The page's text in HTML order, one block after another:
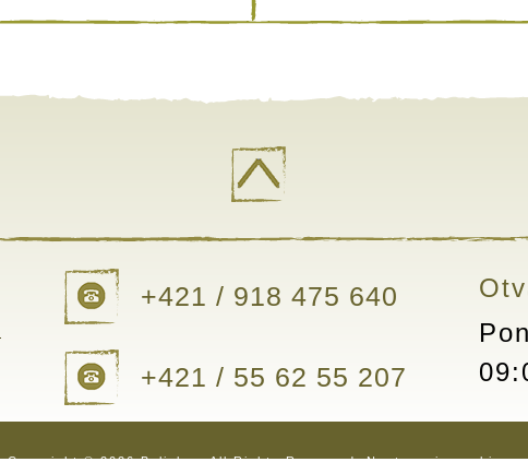
+421 / 918 475 640
+421 / 55 62 55 207
Copyright © 2026 Bylinkar. All Rights Reserved.Nastavenia cookies